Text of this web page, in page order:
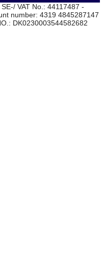
VAT No.: 44117487 -
number: 4319 4845287147
DK0230003544582682